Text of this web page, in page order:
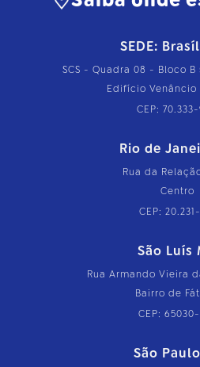
SEDE:
SCS - Quadra 08 - Bloco B
Edifício Venâncio
CEP:
Rio de
Rua da
Centro
CEP:
São Luís
Rua Armando Vieira
Bairro de
CEP: 65030-
São